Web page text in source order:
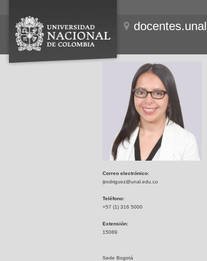
Correo electrónico:
ijrodriguez@unal.edu.co
Teléfono:
+57 (1) 316 5000
Extensión:
15089
Sede Bogotá